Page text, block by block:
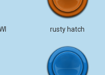
rusty hatch